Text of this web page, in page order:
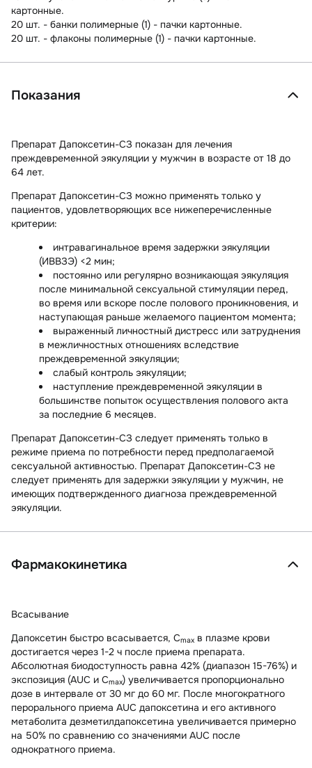
картонные.
20 шт. - банки полимерные (1) - пачки картонные.
20 шт. - флаконы полимерные (1) - пачки картонные.
Показания
Препарат Дапоксетин-СЗ показан для лечения
преждевременной эякуляции у мужчин в возрасте от 18 до
64 лет.
Препарат Дапоксетин-СЗ можно применять только у
пациентов, удовлетворяющих все нижеперечисленные
критерии:
интравагинальное время задержки эякуляции
(ИВВЗЭ) <2 мин;
постоянно или регулярно возникающая эякуляция
после минимальной сексуальной стимуляции перед,
во время или вскоре после полового проникновения, и
наступающая раньше желаемого пациентом момента;
выраженный личностный дистресс или затруднения
в межличностных отношениях вследствие
преждевременной эякуляции;
слабый контроль эякуляции;
наступление преждевременной эякуляции в
большинстве попыток осуществления полового акта
за последние 6 месяцев.
Препарат Дапоксетин-СЗ следует применять только в
режиме приема по потребности перед предполагаемой
сексуальной активностью. Препарат Дапоксетин-СЗ не
следует применять для задержки эякуляции у мужчин, не
имеющих подтвержденного диагноза преждевременной
эякуляции.
Фармакокинетика
Всасывание
Дапоксетин быстро всасывается, Cmax в плазме крови
достигается через 1-2 ч после приема препарата.
Абсолютная биодоступность равна 42% (диапазон 15-76%) и
экспозиция (AUC и Cmax) увеличивается пропорционально
дозе в интервале от 30 мг до 60 мг. После многократного
перорального приема AUC дапоксетина и его активного
метаболита дезметилдапоксетина увеличивается примерно
на 50% по сравнению со значениями AUC после
однократного приема.